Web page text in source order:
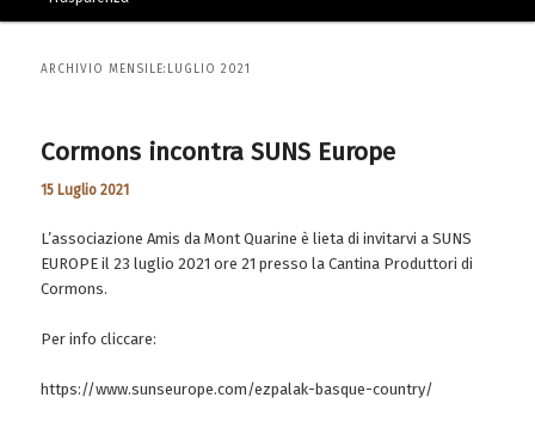
ARCHIVIO MENSILE: LUGLIO 2021
Cormons incontra SUNS Europe
15 Luglio 2021
L’associazione Amis da Mont Quarine è lieta di invitarvi a SUNS
EUROPE il 23 luglio 2021 ore 21 presso la Cantina Produttori di
Cormons.
Per info cliccare:
https://www.sunseurope.com/ezpalak-basque-country/